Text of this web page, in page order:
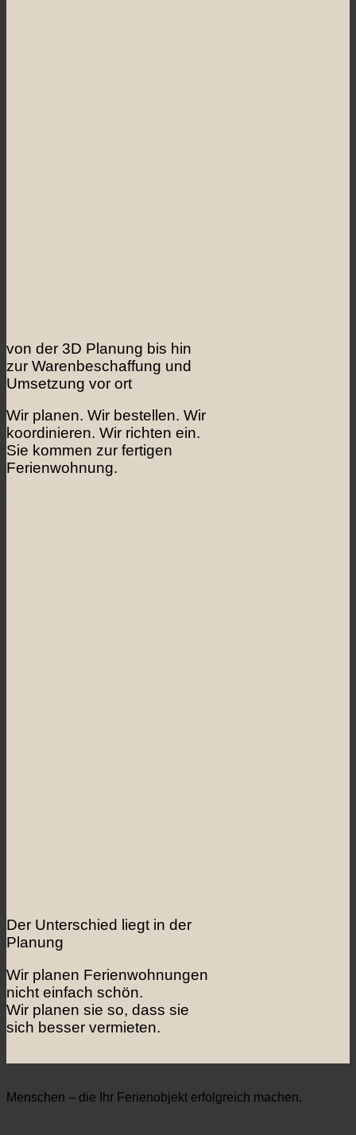
von der 3D Planung bis hin
zur Warenbeschaffung und
Umsetzung vor ort
Wir planen. Wir bestellen. Wir
koordinieren. Wir richten ein.
Sie kommen zur fertigen
Ferienwohnung.
Der Unterschied liegt in der
Planung
Wir planen Ferienwohnungen
nicht einfach schön.
Wir planen sie so, dass sie
sich besser vermieten.
Menschen – die Ihr Ferienobjekt erfolgreich machen.